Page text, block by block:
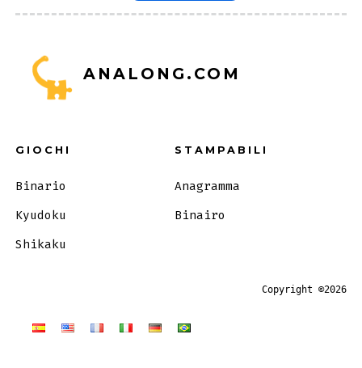
ANALONG.COM
GIOCHI
Binario
Kyudoku
Shikaku
STAMPABILI
Anagramma
Binairo